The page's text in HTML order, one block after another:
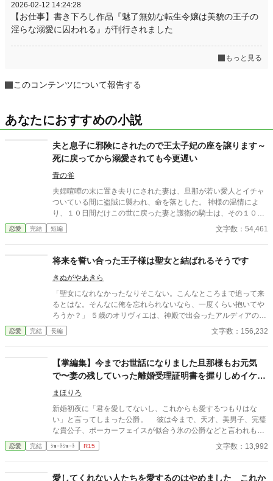
2026-02-12 14:24:28
【お仕事】書き下ろし作品『魅了無効な転生令嬢は美貌の王子の
淫らな溺愛に囚われる』が刊行されました
もっと見る
このコンテンツについて報告する
あなたにおすすめの小説
夫と息子に邪険にされたので王太子妃の座を譲ります～
死に戻ってから溺愛されても今更遅い
青の雀
夫婦喧嘩の末に置き去りにされた妻は、旦那が若い愛人とイチャ
ついている間に盗賊に襲われ、命を落とした。 神様の温情によ
り、１０日間だけこの世に戻った妻と護衛の騎士は、その１０日
間の間に心残りを処分する。それは、娘の行く末と……もし、来
世があるならば、今度は政略といえども夫以外の人の妻になると
してきた息子とも縁を切ることを決意する。 生まれかわった妻
は、新しい人生を強く生きることを決意。 過去世と同じ轍を踏み
たくない……
恋愛 完結 短編 文字数：54,461
将来を誓い合った王子様は聖女と結ばれるそうです
きぬがやあきら
「聖女になれなかったなりそこない。こんなところまで追って来
るとはな。そんなに俺を忘れられないなら、一度くらい抱いてや
ろうか？」 ５歳のオリヴィエは、神殿で出会ったアルディアの皇
太子、ルーカスと恋に落ちた。アルディア王国では、皇太子が
代々聖女を妻に迎える慣わしだ。しかし、１３歳の選別式を迎え
オルガノに、若くして命を落とすと予言されたオリヴィエは、せ
めてルーカスの傍にいたいと、ルーカスが団長を務める聖騎士へ
の道へと足を踏み入れる。しかし、やっとの思いで再開したルー
カスは、昔の約束を忘れてしまったのではと錯覚するほど冷たい
対応で――？
恋愛 完結 長編 文字数：156,232
【掌編集】今までお世話になりました旦那様もお元気
で〜妻の残していった離婚受理証明書を握りしめイケメ
ン公爵は涙と鼻水を垂らす
まほりろ
新婚初夜に「君を愛してないし、これからも愛するつもりはな
い」と言ってしまった公爵。 彼は今まで、天才、美男子、完璧
な貴公子、ポーカーフェイスが似合う氷の公爵などと言われもて
はやされてきた。 しかし新婚初夜に暴言を吐いた女性が、初恋
の人で、命の恩人で、伝説の聖女で、妖精の愛し子であったこと
婚受理証明書」が握られていた……。 他掌編七作品収録。 ※無
恋愛 完結 ｼｮｰﾄｼｮｰﾄ R15 文字数：13,992
愛してくれない人たちを愛するのはやめました これか